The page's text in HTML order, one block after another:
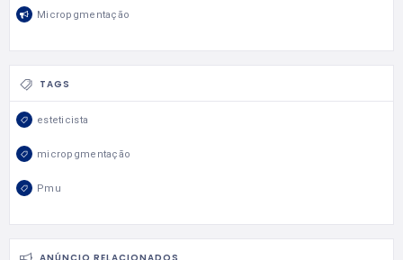
Micropgmentação
TAGS
esteticista
micropgmentação
Pmu